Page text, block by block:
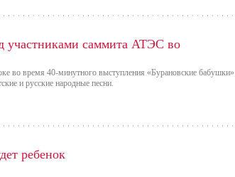
участниками саммита АТЭС во
во время 40-минутного выступления «Бурановские бабушки»
и русские народные песни.
ребенок